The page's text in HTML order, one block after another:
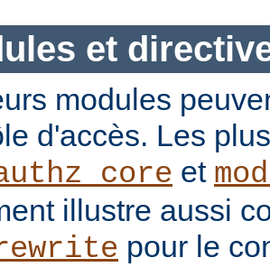
et
modules
d'accès. Les
et
illustre aussi
pour le